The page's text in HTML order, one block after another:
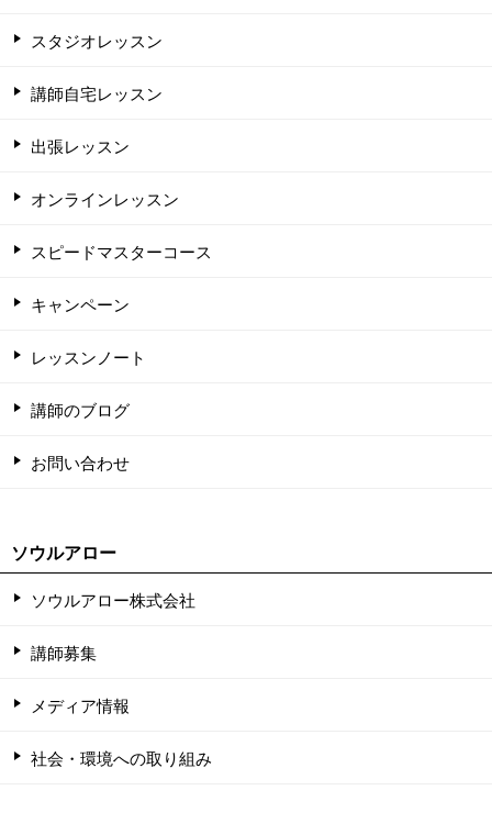
スタジオレッスン
講師自宅レッスン
出張レッスン
オンラインレッスン
スピードマスターコース
キャンペーン
レッスンノート
講師のブログ
お問い合わせ
ソウルアロー
ソウルアロー株式会社
講師募集
メディア情報
社会・環境への取り組み